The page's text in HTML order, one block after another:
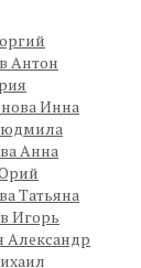
Антон
Инна
Анна
Татьяна
Игорь